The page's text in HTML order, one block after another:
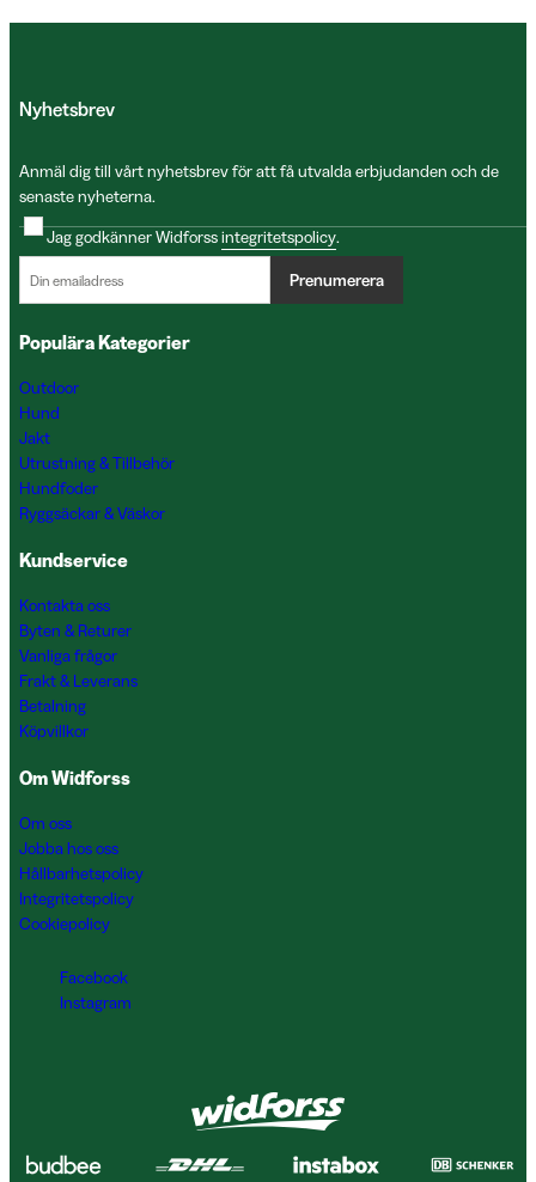
Nyhetsbrev
Anmäl dig till vårt nyhetsbrev för att få utvalda erbjudanden och de
senaste nyheterna.
Jag godkänner Widforssintegritetspolicy.
Prenumerera
Populära Kategorier
Outdoor
Hund
Jakt
Utrustning & Tillbehör
Hundfoder
Ryggsäckar & Väskor
Kundservice
Kontakta oss
Byten & Returer
Vanliga frågor
Frakt & Leverans
Betalning
Köpvillkor
Om Widforss
Om oss
Jobba hos oss
Hållbarhetspolicy
Integritetspolicy
Cookiepolicy
Facebook
Instagram